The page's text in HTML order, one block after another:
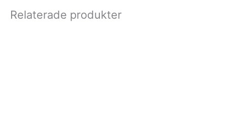
Relaterade produkter